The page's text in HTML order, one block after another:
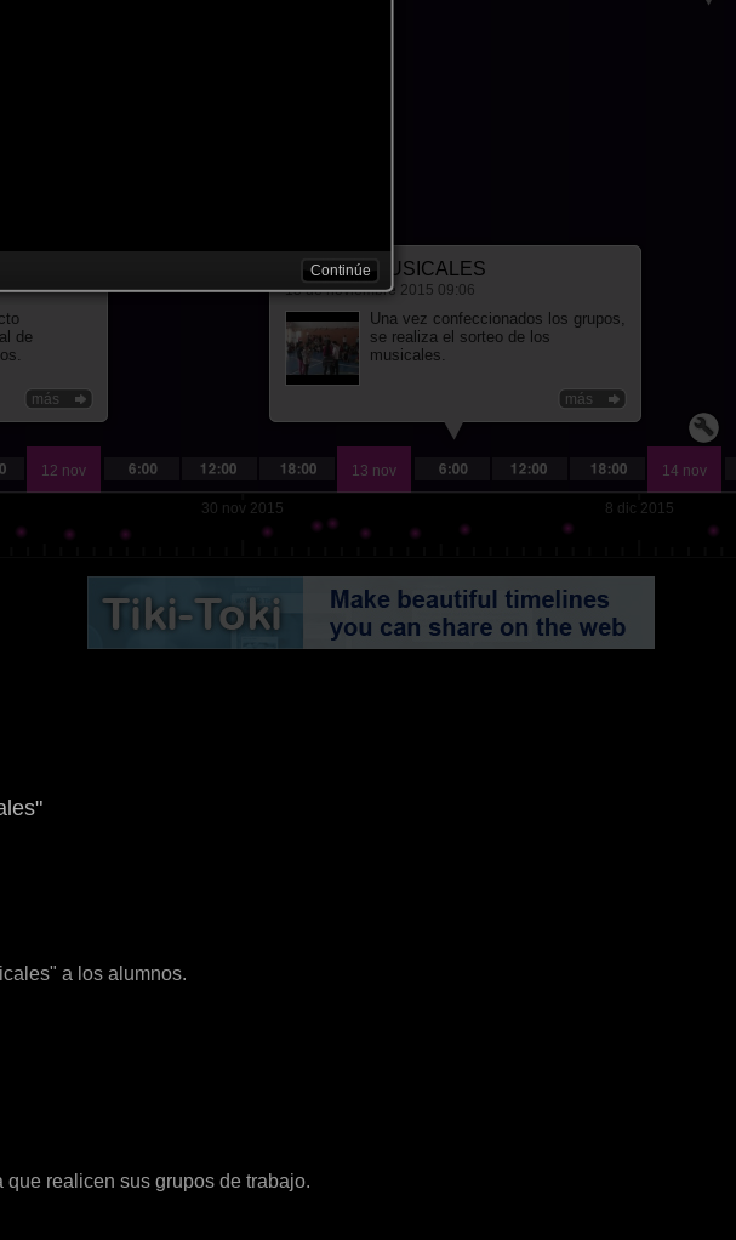
a los alumnos.
realicen sus grupos de trabajo.
12 nov 13 nov 14 nov
SORTEO MUSICALES
13 de noviembre 2015 09:06
Una vez confeccionados los grupos,
se realiza el sorteo de los
musicales.
más
de
más
30 nov 2015 8 dic 2015
Continúe